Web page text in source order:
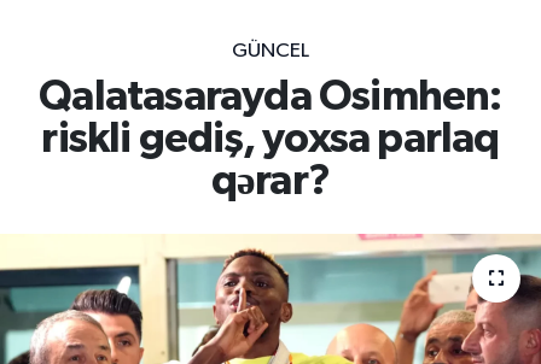
GÜNCEL
Qalatasarayda Osimhen:
riskli gediş, yoxsa parlaq
qərar?